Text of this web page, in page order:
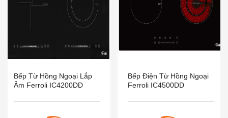
Bếp Từ Hồng Ngoại Lắp
Âm Ferroli IC4200DD
Bếp Điện Từ Hồng Ngoại
Ferroli IC4500DD